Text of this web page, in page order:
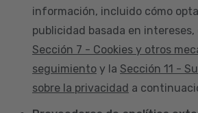
información, incluido cómo
publicidad basada en
Sección 7 - Cookies y otros
seguimiento y la Sección 11 -
sobre la privacidad a